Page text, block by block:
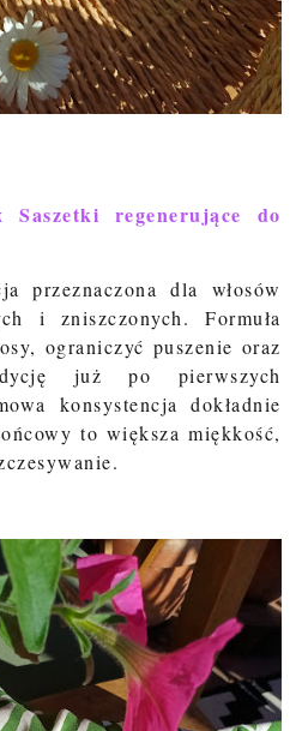
regenerujące do
przeznaczona dla włosów
i zniszczonych. Formuła
ograniczyć puszenie oraz
już po pierwszych
konsystencja dokładnie
to większa miękkość,